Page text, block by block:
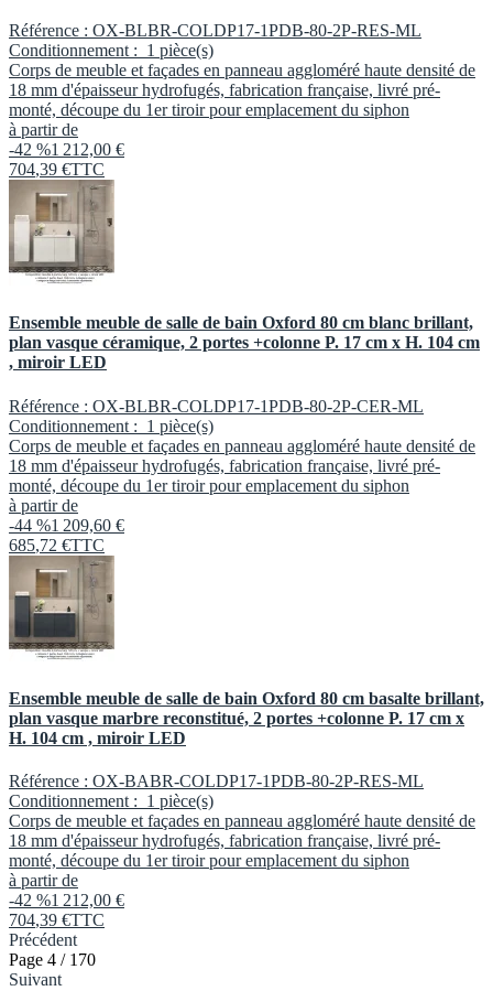
Référence : OX-BLBR-COLDP17-1PDB-80-2P-RES-ML
Conditionnement : 1 pièce(s)
Corps de meuble et façades en panneau aggloméré haute densité de
18 mm d'épaisseur hydrofugés, fabrication française, livré pré-
monté, découpe du 1er tiroir pour emplacement du siphon
à partir de
-42 %1 212,00 €
704,39 €TTC
Ensemble meuble de salle de bain Oxford 80 cm blanc brillant,
plan vasque céramique, 2 portes +colonne P. 17 cm x H. 104 cm
, miroir LED
Référence : OX-BLBR-COLDP17-1PDB-80-2P-CER-ML
Conditionnement : 1 pièce(s)
Corps de meuble et façades en panneau aggloméré haute densité de
18 mm d'épaisseur hydrofugés, fabrication française, livré pré-
monté, découpe du 1er tiroir pour emplacement du siphon
à partir de
-44 %1 209,60 €
685,72 €TTC
Ensemble meuble de salle de bain Oxford 80 cm basalte brillant,
plan vasque marbre reconstitué, 2 portes +colonne P. 17 cm x
H. 104 cm , miroir LED
Référence : OX-BABR-COLDP17-1PDB-80-2P-RES-ML
Conditionnement : 1 pièce(s)
Corps de meuble et façades en panneau aggloméré haute densité de
18 mm d'épaisseur hydrofugés, fabrication française, livré pré-
monté, découpe du 1er tiroir pour emplacement du siphon
à partir de
-42 %1 212,00 €
704,39 €TTC
Précédent
Page 4 / 170
Suivant